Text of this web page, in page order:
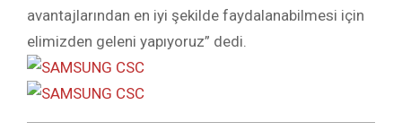
avantajlarından en iyi şekilde faydalanabilmesi için
elimizden geleni yapıyoruz” dedi.